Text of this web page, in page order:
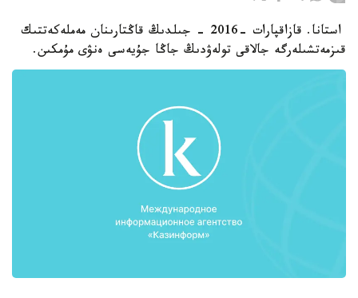
استانا. قازاقپارات -2016 - جىلدىڭ قاڭتارىنان مەملەكەتتىك
قىزمەتشىلەرگە جالاقى تولەۋدىڭ جاڭا جۇيەسى ەنۋى مۇمكىن.